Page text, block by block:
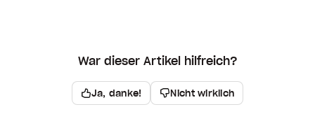
War dieser Artikel hilfreich?
Ja, danke! Nicht wirklich